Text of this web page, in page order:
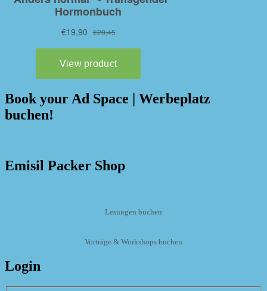
Book your Ad Space | Werbeplatz
buchen!
Emisil Packer Shop
Lesungen buchen
Vorträge & Workshops buchen
Login